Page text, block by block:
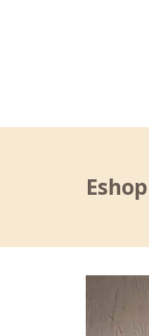
Eshop